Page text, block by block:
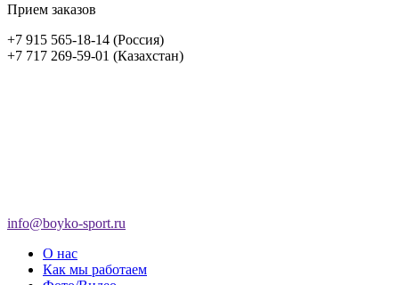
Прием заказов
+7 915 565-18-14 (Россия)
+7 717 269-59-01 (Казахстан)
info@boyko-sport.ru
О нас
Как мы работаем